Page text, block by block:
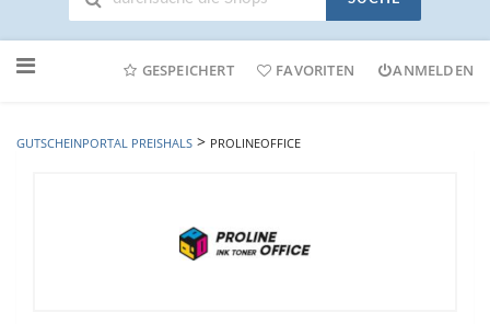
Online-
GESPEICHERT FAVORITEN ANMELDEN
GUTSCHEINPORTAL PREISHALS > PROLINEOFFICE